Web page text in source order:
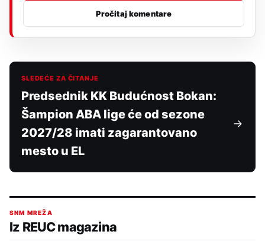
Pročitaj komentare
SLEDEĆE ZA ČITANJE
Predsednik KK Budućnost Bokan:
Šampion ABA lige će od sezone
2027/28 imati zagarantovano
mesto u EL
SNM MREŽA
Iz REUC magazina